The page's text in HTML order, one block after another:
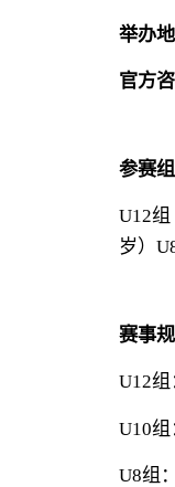
举办
官方
参赛
U12组
岁）
赛事
U12组
U10组
U8组